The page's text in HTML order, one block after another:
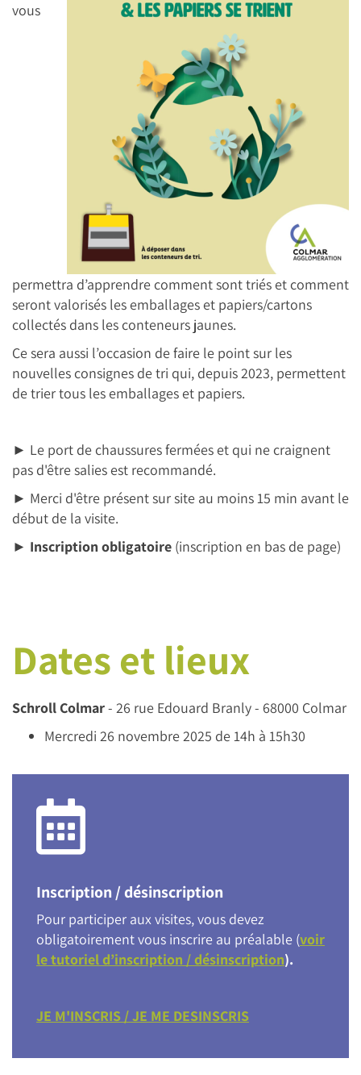
vous
permettra d’apprendre comment sont triés et comment
seront valorisés les emballages et papiers/cartons
collectés dans les conteneurs jaunes.
Ce sera aussi l’occasion de faire le point sur les
nouvelles consignes de tri qui, depuis 2023, permettent
de trier tous les emballages et papiers.
► Le port de chaussures fermées et qui ne craignent
pas d'être salies est recommandé.
► Merci d'être présent sur site au moins 15 min avant le
début de la visite.
► Inscription obligatoire (inscription en bas de page)
Dates et lieux
Schroll Colmar- 26 rue Edouard Branly - 68000 Colmar
Mercredi 26 novembre 2025 de 14h à 15h30
Inscription / désinscription
Pour participer aux visites, vous devez
obligatoirement vous inscrire au préalable (voir
le tutoriel d’inscription / désinscription).
JE M'INSCRIS / JE ME DESINSCRIS